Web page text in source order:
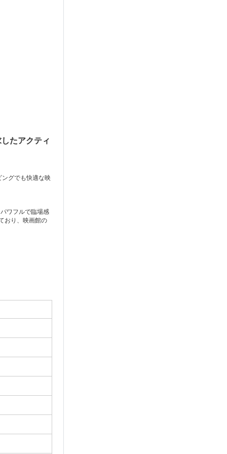
たアクティ
グでも快適な映
ワフルで臨場感
おり、映画館の